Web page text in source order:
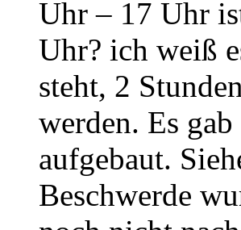
Uhr – 17 Uhr
Uhr? ich weiß
steht, 2
werden. Es
aufgebaut.
Beschwerde